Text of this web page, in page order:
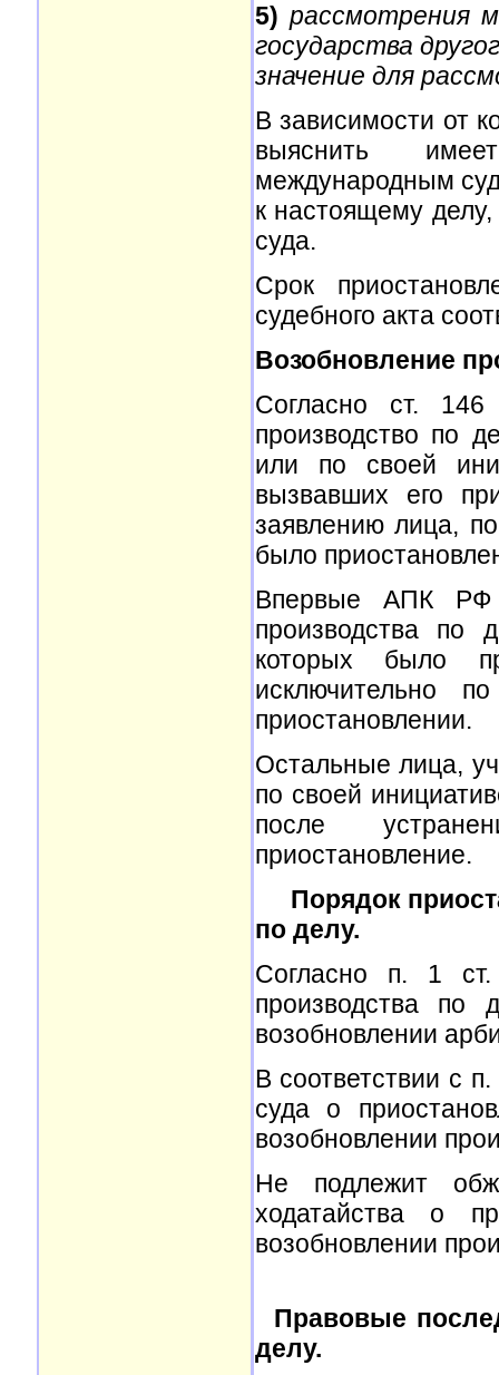
5) рассмотрения
государства
значение для
В зависимости от
выяснить
международным
к настоящему
суда.
Срок
судебного акта
Возобновление
Согласно ст.
производство по
или по своей
вызвавших его
заявлению лица,
было
Впервые АПК РФ
производства по
которых было
исключительно
приостановлении.
Остальные лица,
по своей
после
приостановление.
Порядок
по делу.
Согласно п. 1
производства по
возобновлении
В соответствии с
суда о
возобновлении
Не подлежит
ходатайства о
возобновлении
Правовые
делу.